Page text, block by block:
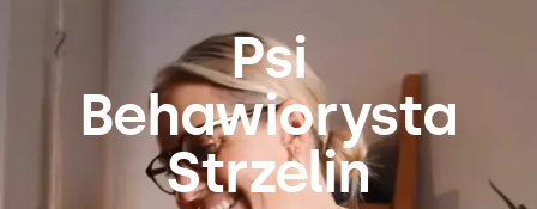
Psi
Behawiorysta
Strzelin